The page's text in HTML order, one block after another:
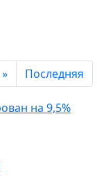
» Последняя